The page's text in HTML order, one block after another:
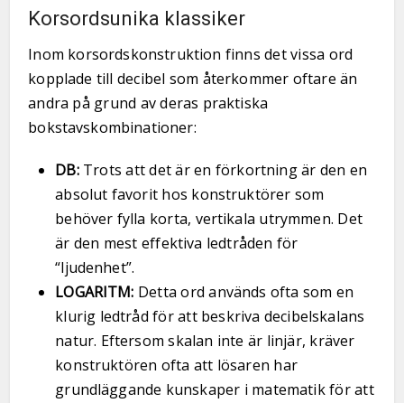
Korsordsunika klassiker
Inom korsordskonstruktion finns det vissa ord
kopplade till decibel som återkommer oftare än
andra på grund av deras praktiska
bokstavskombinationer:
DB:Trots att det är en förkortning är den en
absolut favorit hos konstruktörer som
behöver fylla korta, vertikala utrymmen. Det
är den mest effektiva ledtråden för
“ljudenhet”.
LOGARITM: Detta ord används ofta som en
klurig ledtråd för att beskriva decibelskalans
natur. Eftersom skalan inte är linjär, kräver
konstruktören ofta att lösaren har
grundläggande kunskaper i matematik för att